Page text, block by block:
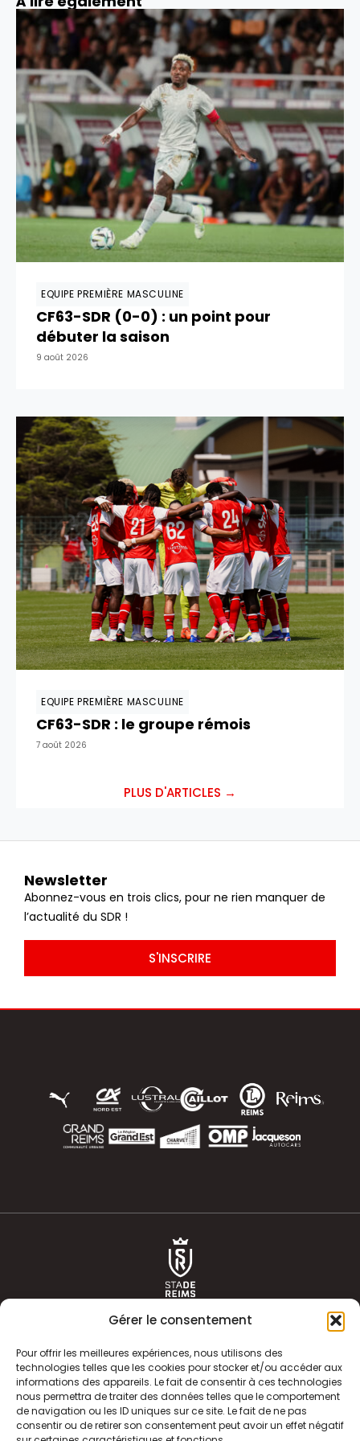
Gérer le consentement
Pour offrir les meilleures expériences, nous utilisons des
technologies telles que les cookies pour stocker et/ou accéder aux
informations des appareils. Le fait de consentir à ces technologies
nous permettra de traiter des données telles que le comportement
de navigation ou les ID uniques sur ce site. Le fait de ne pas
consentir ou de retirer son consentement peut avoir un effet négatif
EQUIPE PREMIÈRE MASCULINE
CF63-SDR (0-0) : un point pour
débuter la saison
9 août 2026
EQUIPE PREMIÈRE MASCULINE
CF63-SDR : le groupe rémois
7 août 2026
PLUS D'ARTICLES →
Newsletter
Abonnez-vous en trois clics, pour ne rien manquer de
l’actualité du SDR !
S'INSCRIRE
ACTUALITÉS
CLUB
HISTOIRE
ÉQUIPE PREMIERE